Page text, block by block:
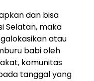
dan bisa
Selatan, maka
atau
babi oleh
komunitas
tanggal yang